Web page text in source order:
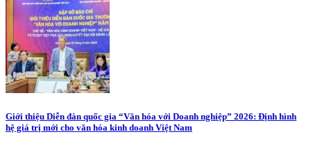
Giới thiệu Diễn đàn quốc gia “Văn hóa với Doanh nghiệp” 2026: Định hình
hệ giá trị mới cho văn hóa kinh doanh Việt Nam